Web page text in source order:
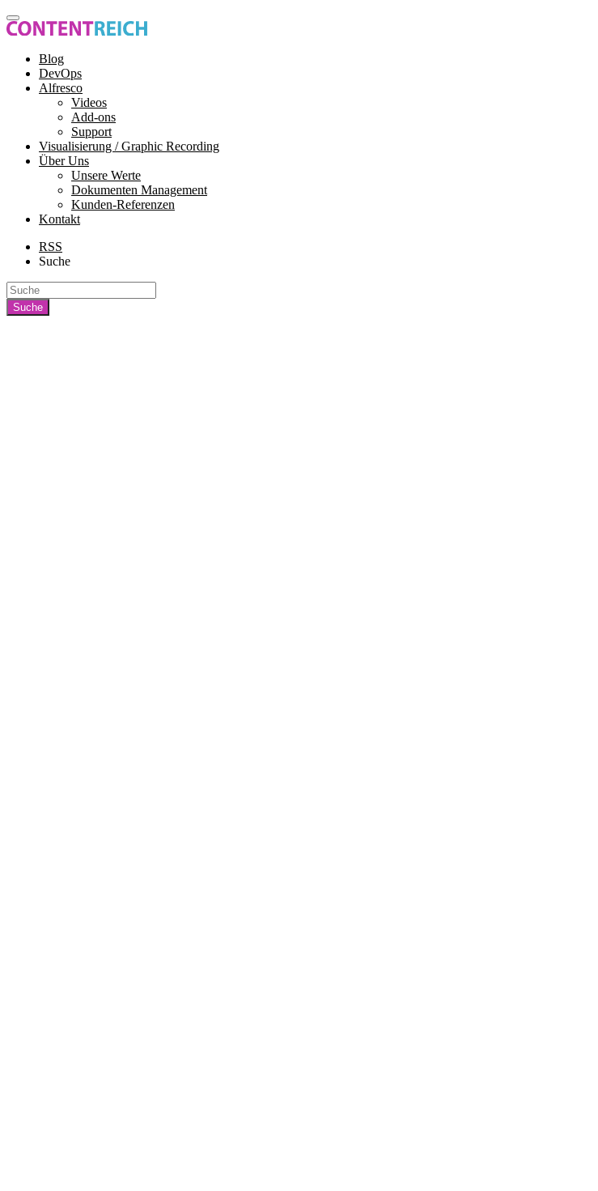
Blog
DevOps
Alfresco
Videos
Add-ons
Support
Visualisierung / Graphic Recording
Über Uns
Unsere Werte
Dokumenten Management
Kunden-Referenzen
Kontakt
RSS
Suche